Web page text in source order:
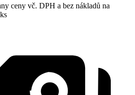
ceny vč. DPH a bez nákladů na
ks